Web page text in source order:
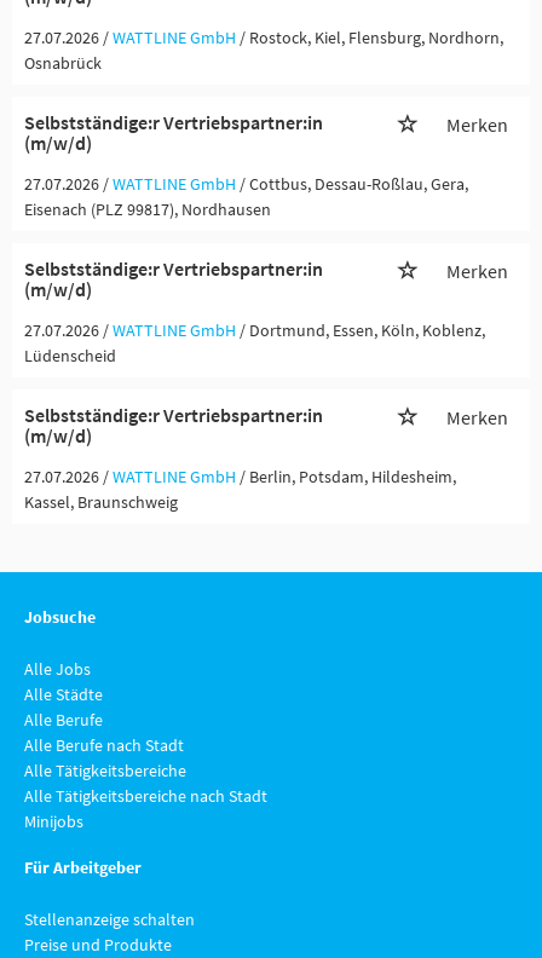
27.07.2026 /WATTLINE GmbH / Rostock, Kiel, Flensburg, Nordhorn,
Osnabrück
Selbstständige:r Vertriebspartner:in
(m/w/d)
Merken
27.07.2026 /WATTLINE GmbH / Cottbus, Dessau-Roßlau, Gera,
Eisenach (PLZ 99817), Nordhausen
Selbstständige:r Vertriebspartner:in
(m/w/d)
Merken
27.07.2026 /WATTLINE GmbH / Dortmund, Essen, Köln, Koblenz,
Lüdenscheid
Selbstständige:r Vertriebspartner:in
(m/w/d)
Merken
27.07.2026 /WATTLINE GmbH / Berlin, Potsdam, Hildesheim,
Kassel, Braunschweig
Jobsuche
Alle Jobs
Alle Städte
Alle Berufe
Alle Berufe nach Stadt
Alle Tätigkeitsbereiche
Alle Tätigkeitsbereiche nach Stadt
Minijobs
Für Arbeitgeber
Stellenanzeige schalten
Preise und Produkte